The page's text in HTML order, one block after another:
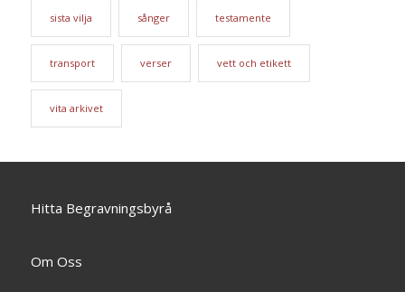
sista vilja sånger testamente
transport verser vett och etikett
vita arkivet
Hitta Begravningsbyrå
Om Oss